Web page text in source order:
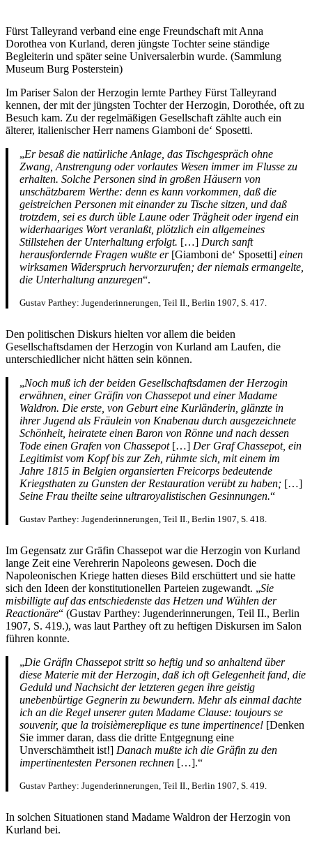
Fürst Talleyrand verband eine enge Freundschaft mit Anna
Dorothea von Kurland, deren jüngste Tochter seine ständige
Begleiterin und später seine Universalerbin wurde. (Sammlung
Museum Burg Posterstein)
Im Pariser Salon der Herzogin lernte Parthey Fürst Talleyrand
kennen, der mit der jüngsten Tochter der Herzogin, Dorothée, oft zu
Besuch kam. Zu der regelmäßigen Gesellschaft zählte auch ein
älterer, italienischer Herr namens Giamboni de‘ Sposetti.
„Er besaß die natürliche Anlage, das Tischgespräch ohne
Zwang, Anstrengung oder vorlautes Wesen immer im Flusse zu
erhalten. Solche Personen sind in großen Häusern von
unschätzbarem Werthe: denn es kann vorkommen, daß die
geistreichen Personen mit einander zu Tische sitzen, und daß
trotzdem, sei es durch üble Laune oder Trägheit oder irgend ein
widerhaariges Wort veranlaßt, plötzlich ein allgemeines
Stillstehen der Unterhaltung erfolgt. […] Durch sanft
herausfordernde Fragen wußte er [Giamboni de‘ Sposetti] einen
wirksamen Widerspruch hervorzurufen; der niemals ermangelte,
die Unterhaltung anzuregen“.
Gustav Parthey: Jugenderinnerungen, Teil II., Berlin 1907, S. 417.
Den politischen Diskurs hielten vor allem die beiden
Gesellschaftsdamen der Herzogin von Kurland am Laufen, die
unterschiedlicher nicht hätten sein können.
„Noch muß ich der beiden Gesellschaftsdamen der Herzogin
erwähnen, einer Gräfin von Chassepot und einer Madame
Waldron. Die erste, von Geburt eine Kurländerin, glänzte in
ihrer Jugend als Fräulein von Knabenau durch ausgezeichnete
Schönheit, heiratete einen Baron von Rönne und nach dessen
Tode einen Grafen von Chassepot[…] Der Graf Chassepot, ein
Legitimist vom Kopf bis zur Zeh, rühmte sich, mit einem im
Jahre 1815 in Belgien organsierten Freicorps bedeutende
Kriegsthaten zu Gunsten der Restauration verübt zu haben; […]
Seine Frau theilte seine ultraroyalistischen Gesinnungen.“
Gustav Parthey: Jugenderinnerungen, Teil II., Berlin 1907, S. 418.
Im Gegensatz zur Gräfin Chassepot war die Herzogin von Kurland
lange Zeit eine Verehrerin Napoleons gewesen. Doch die
Napoleonischen Kriege hatten dieses Bild erschüttert und sie hatte
sich den Ideen der konstitutionellen Parteien zugewandt. „Sie
misbilligte auf das entschiedenste das Hetzen und Wühlen der
Reactionäre“ (Gustav Parthey: Jugenderinnerungen, Teil II., Berlin
1907, S. 419.), was laut Parthey oft zu heftigen Diskursen im Salon
führen konnte.
„Die Gräfin Chassepot stritt so heftig und so anhaltend über
diese Materie mit der Herzogin, daß ich oft Gelegenheit fand, die
Geduld und Nachsicht der letzteren gegen ihre geistig
unebenbürtige Gegnerin zu bewundern. Mehr als einmal dachte
ich an die Regel unserer guten Madame Clause: toujours se
souvenir, que la troisièmereplique es tune impertinence! [Denken
Sie immer daran, dass die dritte Entgegnung eine
Unverschämtheit ist!] Danach mußte ich die Gräfin zu den
impertinentesten Personen rechnen […].“
Gustav Parthey: Jugenderinnerungen, Teil II., Berlin 1907, S. 419.
In solchen Situationen stand Madame Waldron der Herzogin von
Kurland bei.